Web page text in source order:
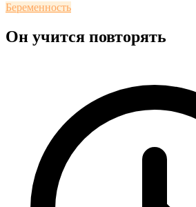
Беременность
Он учится повторять